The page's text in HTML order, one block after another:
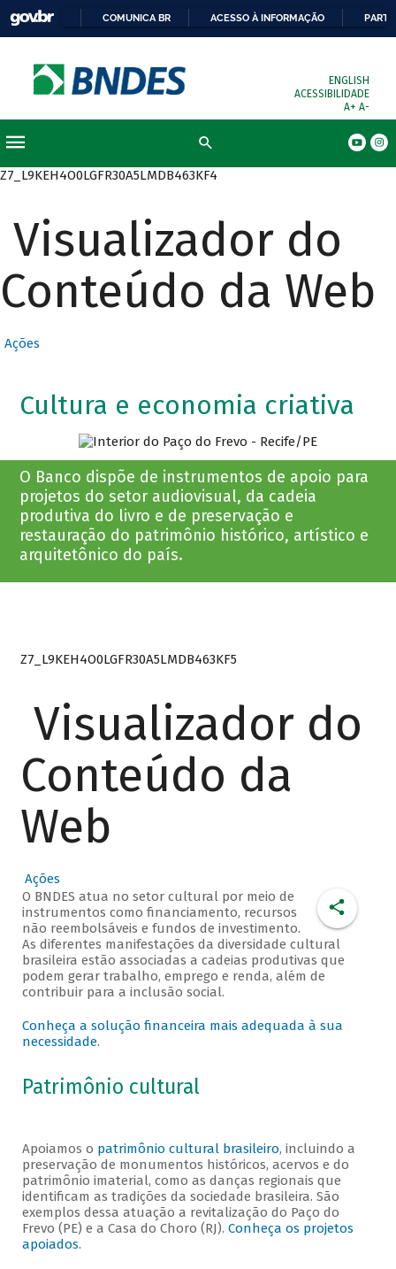
COMUNICA BR ACESSO À INFORMAÇÃO
ENGLISH
ACESSIBILIDADE
A+ A-
Z7_L9KEH4O0LGFR30A5LMDB463KF4
Visualizador do
Conteúdo da Web
Ações
Cultura e economia criativa
O Banco dispõe de instrumentos de apoio para
projetos do setor audiovisual, da cadeia
produtiva do livro e de preservação e
restauração do patrimônio histórico, artístico e
arquitetônico do país.
Z7_L9KEH4O0LGFR30A5LMDB463KF5
Visualizador do
Conteúdo da
Web
Ações
O BNDES atua no setor cultural por meio de
instrumentos como financiamento, recursos
não reembolsáveis e fundos de investimento.
As diferentes manifestações da diversidade cultural
brasileira estão associadas a cadeias produtivas que
podem gerar trabalho, emprego e renda, além de
contribuir para a inclusão social.
Conheça a solução financeira mais adequada à sua
necessidade.
Patrimônio cultural
Apoiamos o patrimônio cultural brasileiro, incluindo a
preservação de monumentos históricos, acervos e do
patrimônio imaterial, como as danças regionais que
identificam as tradições da sociedade brasileira. São
exemplos dessa atuação a revitalização do Paço do
Frevo (PE) e a Casa do Choro (RJ). Conheça os projetos
apoiados.